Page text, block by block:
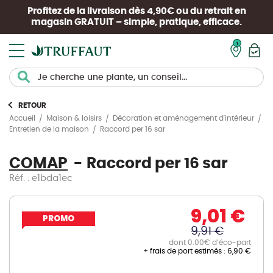
Profitez de la livraison dès 4,90€ ou du retrait en
magasin GRATUIT – simple, pratique, efficace.
RETOUR
Accueil
Maison & loisirs
Décoration et aménagement d'intérieur
Entretien de la maison
Raccord per 16 sar
COMAP Raccord per 16 sar
Réf. : e1bda1ec
PROMO 9,01 €
9,91 €
dont 0.00€ d’éco-part
+ frais de port estimés : 6,90 €